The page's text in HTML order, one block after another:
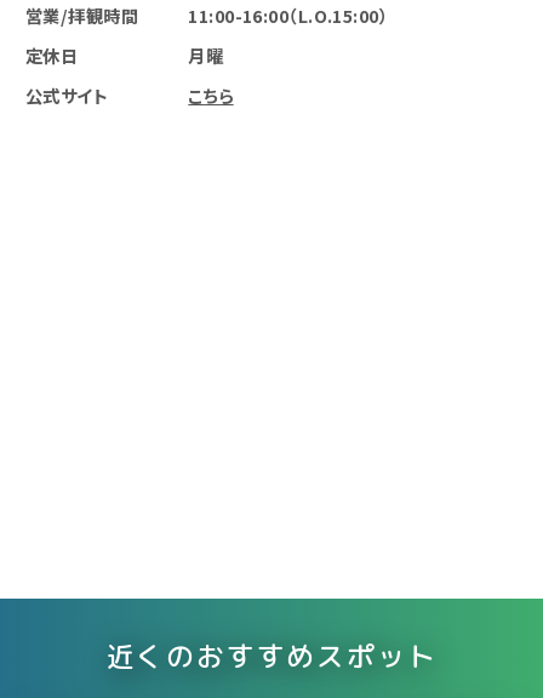
営業/拝観時間
11:00-16:00（L.O.15:00）
定休日
月曜
公式サイト
こちら
近くのおすすめスポット